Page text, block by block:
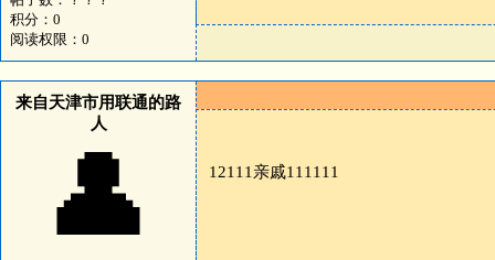
积分：0
阅读权限：0
来自天津市用联通的路
人
👤 12111亲戚111111